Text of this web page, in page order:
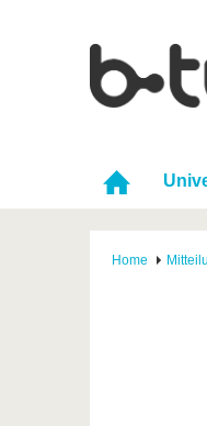
Home